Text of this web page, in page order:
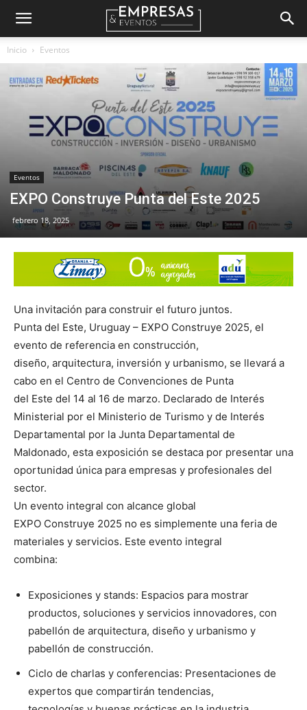
Empresas
Eventos
Inicio Eventos
Eventos
EXPO Construye Punta del Este 2025
febrero 18, 2025
Una invitación para construir el futuro juntos.
Punta del Este, Uruguay – EXPO Construye 2025, el
evento de referencia en construcción,
diseño, arquitectura, inversión y urbanismo, se llevará a
cabo en el Centro de Convenciones de Punta
del Este del 14 al 16 de marzo. Declarado de Interés
Ministerial por el Ministerio de Turismo y de Interés
Departamental por la Junta Departamental de
Maldonado, esta exposición se destaca por presentar una
oportunidad única para empresas y profesionales del
sector.
Un evento integral con alcance global
EXPO Construye 2025 no es simplemente una feria de
materiales y servicios. Este evento integral
combina:
Exposiciones y stands: Espacios para mostrar
productos, soluciones y servicios innovadores, con
pabellón de arquitectura, diseño y urbanismo y
pabellón de construcción.
Ciclo de charlas y conferencias: Presentaciones de
expertos que compartirán tendencias,